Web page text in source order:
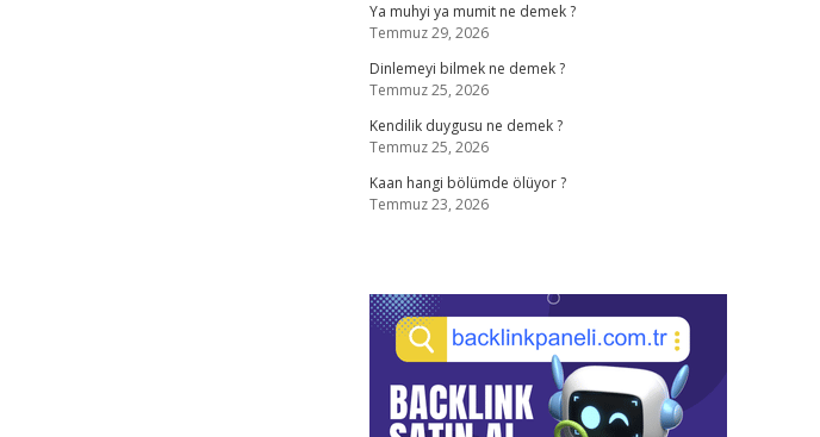
Ya muhyi ya mumit ne demek ?
Temmuz 29, 2026
Dinlemeyi bilmek ne demek ?
Temmuz 25, 2026
Kendilik duygusu ne demek ?
Temmuz 25, 2026
Kaan hangi bölümde ölüyor ?
Temmuz 23, 2026